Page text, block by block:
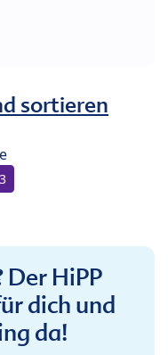
sortieren
3
Der HiPP
dich und
da!